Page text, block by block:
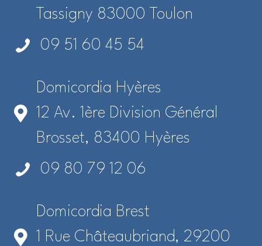
Tassigny 83000 Toulon
09 51 60 45 54
Domicordia Hyères
12 Av. 1ère Division Général
Brosset, 83400 Hyères
09 80 79 12 06
Domicordia Brest
1 Rue Châteaubriand, 29200